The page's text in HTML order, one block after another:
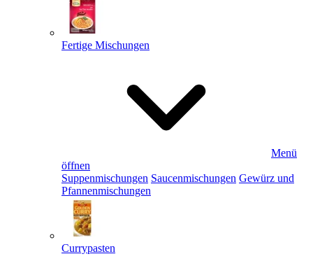
Fertige Mischungen
Menü
öffnen
Suppenmischungen Saucenmischungen Gewürz und
Pfannenmischungen
Currypasten